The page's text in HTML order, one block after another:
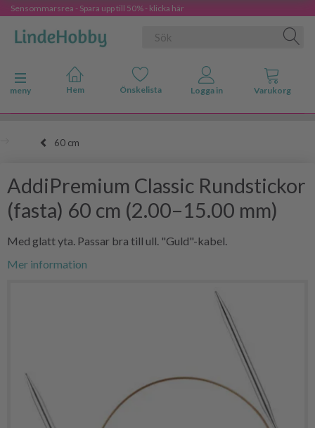
Sensommarsrea - Spara upp till 50% - klicka här
Ändra navigering
meny
60 cm
AddiPremium Classic Rundstickor
(fasta) 60 cm (2.00–15.00 mm)
Med glatt yta. Passar bra till ull. "Guld"-kabel.
Mer information